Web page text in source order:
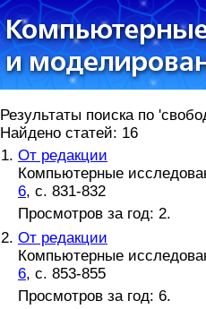
Результаты поиска по
Найдено статей: 16
От редакции
Компьютерные
6, с. 831-832
Просмотров за год: 2.
От редакции
Компьютерные
6, с. 853-855
Просмотров за год: 6.